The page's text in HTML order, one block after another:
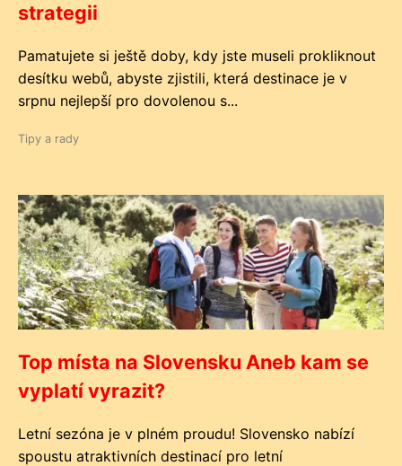
strategii
Pamatujete si ještě doby, kdy jste museli prokliknout
desítku webů, abyste zjistili, která destinace je v
srpnu nejlepší pro dovolenou s...
Tipy a rady
Top místa na Slovensku Aneb kam se
vyplatí vyrazit?
Letní sezóna je v plném proudu! Slovensko nabízí
spoustu atraktivních destinací pro letní